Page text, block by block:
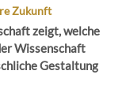
Zukunft
zeigt, welche
Wissenschaft
Gestaltung